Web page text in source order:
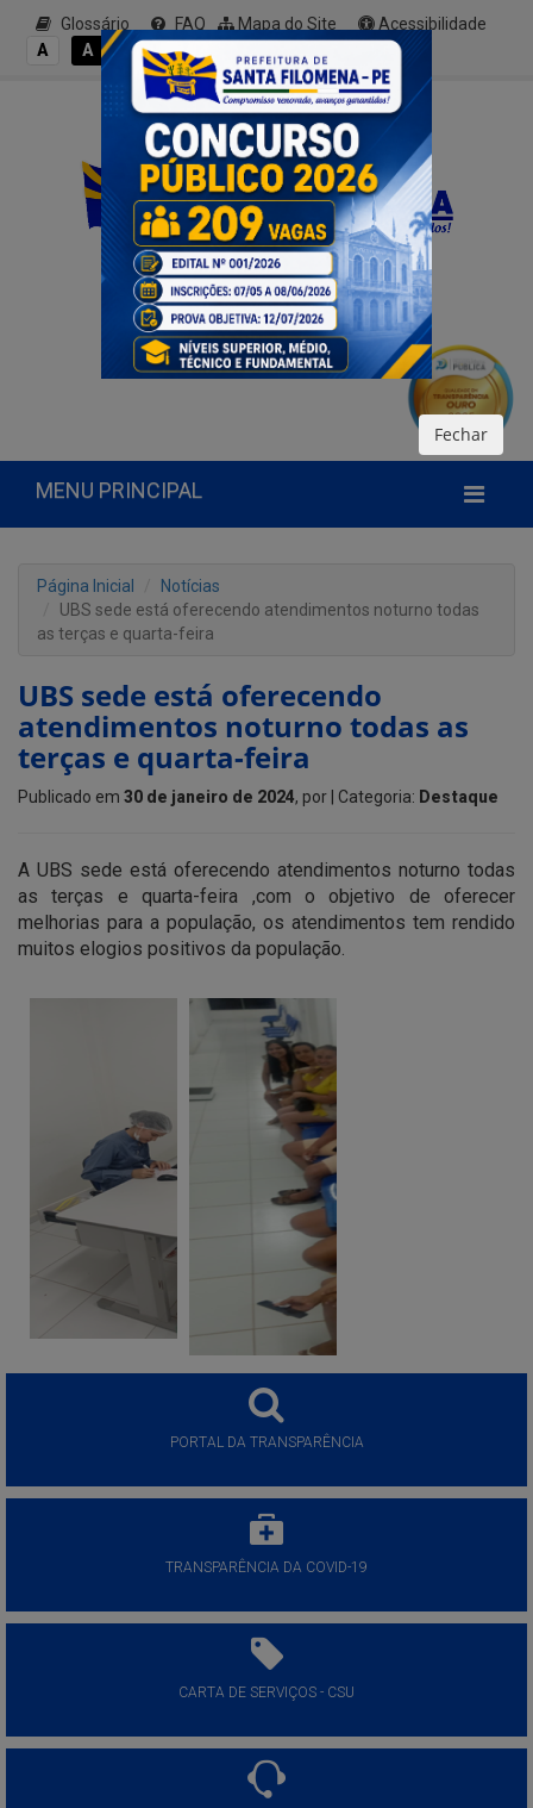
Glossário FAQ Mapa do Site
Acessibilidade
A
A A- A A+
MENU PRINCIPAL
Página Inicial
Notícias
UBS sede está oferecendo atendimentos noturno todas
as terças e quarta-feira
UBS sede está oferecendo
atendimentos noturno todas as
terças e quarta-feira
Publicado em 30 de janeiro de 2024, por | Categoria: Destaque
A UBS sede está oferecendo atendimentos noturno todas
as terças e quarta-feira ,com o objetivo de oferecer
melhorias para a população, os atendimentos tem rendido
muitos elogios positivos da população.
PORTAL DA TRANSPARÊNCIA
TRANSPARÊNCIA DA COVID-19
CARTA DE SERVIÇOS - CSU
Fechar